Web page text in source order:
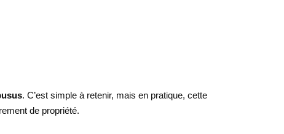
. C’est simple à retenir, mais en pratique, cette
de propriété.